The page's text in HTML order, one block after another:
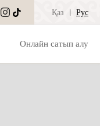
Қаз Рус
Онлайн сатып алу